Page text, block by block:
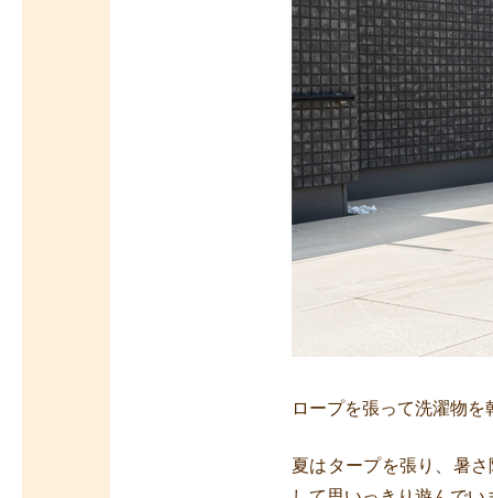
ロープを張って洗濯物
夏はタープを張り、暑